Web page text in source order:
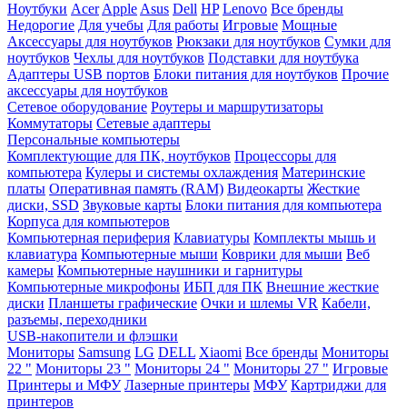
Ноутбуки Acer Apple Asus Dell HP Lenovo Все бренды
Недорогие Для учебы Для работы Игровые Мощные
Аксессуары для ноутбуков Рюкзаки для ноутбуков Сумки для
ноутбуков Чехлы для ноутбуков Подставки для ноутбука
Адаптеры USB портов Блоки питания для ноутбуков Прочие
аксессуары для ноутбуков
Сетевое оборудование Роутеры и маршрутизаторы
Коммутаторы Сетевые адаптеры
Персональные компьютеры
Комплектующие для ПК, ноутбуков Процессоры для
компьютера Кулеры и системы охлаждения Материнские
платы Оперативная память (RAM) Видеокарты Жесткие
диски, SSD Звуковые карты Блоки питания для компьютера
Корпуса для компьютеров
Компьютерная периферия Клавиатуры Комплекты мышь и
клавиатура Компьютерные мыши Коврики для мыши Веб
камеры Компьютерные наушники и гарнитуры
Компьютерные микрофоны ИБП для ПК Внешние жесткие
диски Планшеты графические Очки и шлемы VR Кабели,
разъемы, переходники
USB-накопители и флэшки
Мониторы Samsung LG DELL Xiaomi Все бренды Мониторы
22 " Мониторы 23 " Мониторы 24 " Мониторы 27 " Игровые
Принтеры и МФУ Лазерные принтеры МФУ Картриджи для
принтеров